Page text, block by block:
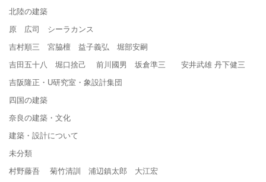
北陸の建築
原 広司 シーラカンス
吉村順三 宮脇檀 益子義弘 堀部安嗣
吉田五十八 堀口捨己 前川國男 坂倉準三 安井武雄 丹下健三
吉阪隆正・U研究室・象設計集団
四国の建築
奈良の建築・文化
建築・設計について
未分類
村野藤吾 菊竹清訓 浦辺鎮太郎 大江宏